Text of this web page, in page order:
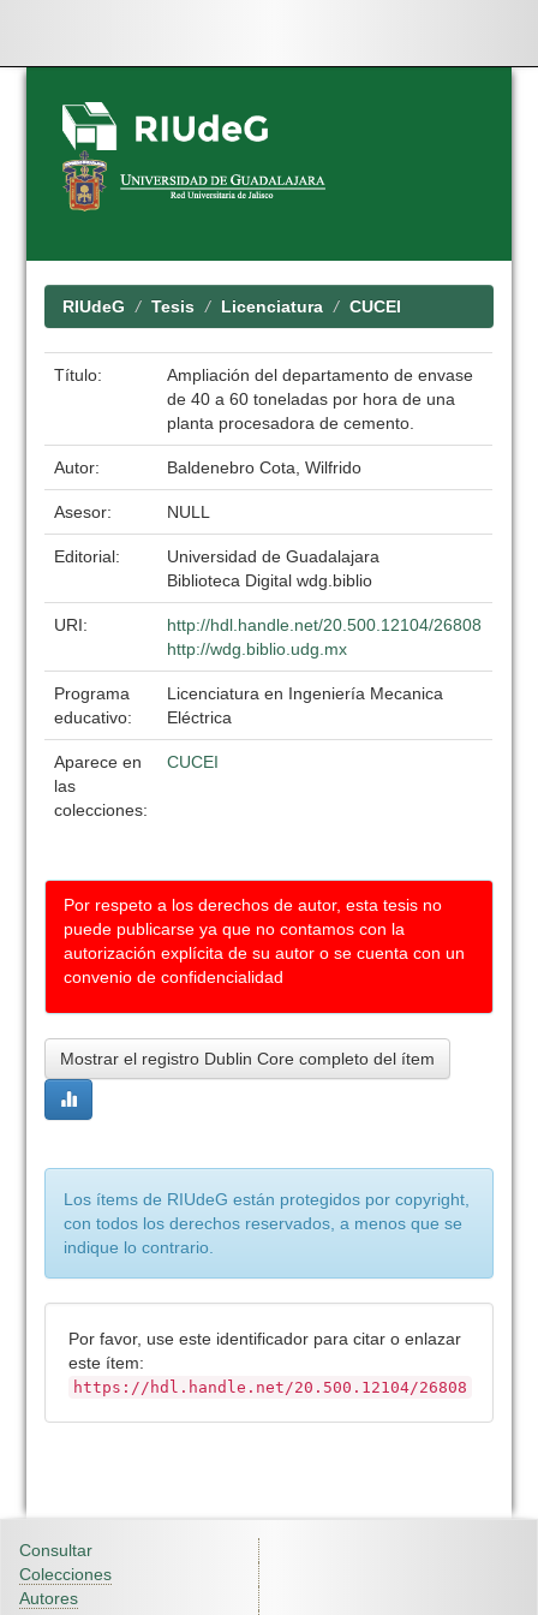
Skip
navigation
RIUdeG Tesis Licenciatura CUCEI
Título:
Ampliación del departamento de envase
de 40 a 60 toneladas por hora de una
planta procesadora de cemento.
Autor: Baldenebro Cota, Wilfrido
Asesor: NULL
Editorial:
Universidad de Guadalajara
Biblioteca Digital wdg.biblio
URI:
http://hdl.handle.net/20.500.12104/26808
http://wdg.biblio.udg.mx
Programa
educativo:
Licenciatura en Ingeniería Mecanica
Eléctrica
Aparece en
las
colecciones:
CUCEI
Por respeto a los derechos de autor, esta tesis no
puede publicarse ya que no contamos con la
autorización explícita de su autor o se cuenta con un
convenio de confidencialidad
Mostrar el registro Dublin Core completo del ítem
Los ítems de RIUdeG están protegidos por copyright,
con todos los derechos reservados, a menos que se
indique lo contrario.
Por favor, use este identificador para citar o enlazar
este ítem:
https://hdl.handle.net/20.500.12104/26808
Consultar
Colecciones
Autores